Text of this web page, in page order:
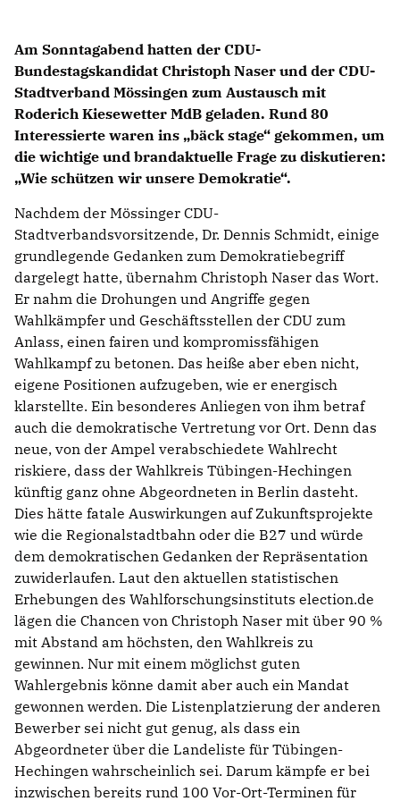
Am Sonntagabend hatten der CDU-
Bundestagskandidat Christoph Naser und der CDU-
Stadtverband Mössingen zum Austausch mit
Roderich Kiesewetter MdB geladen. Rund 80
Interessierte waren ins „bäck stage“ gekommen, um
die wichtige und brandaktuelle Frage zu diskutieren:
Wie schützen wir unsere Demokratie“.
Nachdem der Mössinger CDU-
Stadtverbandsvorsitzende, Dr. Dennis Schmidt, einige
grundlegende Gedanken zum Demokratiebegriff
dargelegt hatte, übernahm Christoph Naser das Wort.
Er nahm die Drohungen und Angriffe gegen
Wahlkämpfer und Geschäftsstellen der CDU zum
Anlass, einen fairen und kompromissfähigen
Wahlkampf zu betonen. Das heiße aber eben nicht,
eigene Positionen aufzugeben, wie er energisch
klarstellte. Ein besonderes Anliegen von ihm betraf
auch die demokratische Vertretung vor Ort. Denn das
neue, von der Ampel verabschiedete Wahlrecht
riskiere, dass der Wahlkreis Tübingen-Hechingen
künftig ganz ohne Abgeordneten in Berlin dasteht.
Dies hätte fatale Auswirkungen auf Zukunftsprojekte
wie die Regionalstadtbahn oder die B27 und würde
dem demokratischen Gedanken der Repräsentation
zuwiderlaufen. Laut den aktuellen statistischen
Erhebungen des Wahlforschungsinstituts election.de
lägen die Chancen von Christoph Naser mit über 90 %
mit Abstand am höchsten, den Wahlkreis zu
gewinnen. Nur mit einem möglichst guten
Wahlergebnis könne damit aber auch ein Mandat
gewonnen werden. Die Listenplatzierung der anderen
Bewerber sei nicht gut genug, als dass ein
Abgeordneter über die Landeliste für Tübingen-
Hechingen wahrscheinlich sei. Darum kämpfe er bei
inzwischen bereits rund 100 Vor-Ort-Terminen für